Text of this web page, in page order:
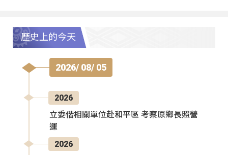
歷史上的今天
2026/ 08/ 05
2026
立委偕相關單位赴和平區 考察原鄉長照營
運
2026